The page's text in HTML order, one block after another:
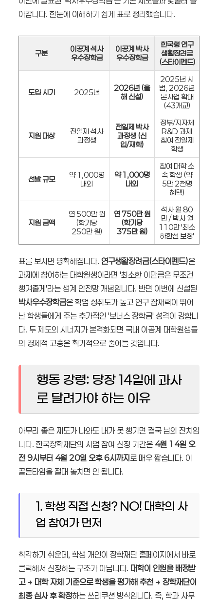
아갑니다. 한눈에 이해하기 쉽게 표로 정리했습니다.
구분
이공계 석사
우수장학금
이공계 박사
우수장학금
한국형 연구
생활장려금
(스타이펜드)
도입 시기 2025년
2026년 (올
해 신설)
2025년 시
범, 2026년
본사업 확대
(43개교)
지원 대상
전일제 석사
과정생
전일제 박사
과정생 (신
입/재학)
정부/지자체
R&D 과제
참여 전일제
학생
선발 규모
약 1,000명
내외
약 1,000명
내외
참여 대학 소
속 학생 (약
5만 2천명
혜택)
지원 금액
연 500만 원
(학기당
250만 원)
연 750만 원
(학기당
375만 원)
석사 월 80
만 / 박사 월
110만 '최소
하한선 보장'
표를 보시면 명확해집니다. 연구생활장려금(스타이펜드)은
과제에 참여하는 대학원생이라면 '최소한 이만큼은 무조건
챙겨줄게'라는 생계 안전망 개념입니다. 반면 이번에 신설된
박사우수장학금은 학업 성취도가 높고 연구 잠재력이 뛰어
난 학생들에게 주는 추가적인 '보너스 장학금' 성격이 강합니
다. 두 제도의 시너지가 본격화되면 국내 이공계 대학원생들
의 경제적 고충은 획기적으로 줄어들 것입니다.
행동 강령: 당장 14일에 과사
로 달려가야 하는 이유
아무리 좋은 제도가 나와도 내가 못 챙기면 결국 남의 잔치입
니다. 한국장학재단의 사업 참여 신청 기간은 4월 14일 오
전 9시부터 4월 20일 오후 6시까지로 매우 짧습니다. 이
골든타임을 절대 놓치면 안 됩니다.
1. 학생 직접 신청? NO! 대학의 사
업 참여가 먼저
착각하기 쉬운데, 학생 개인이 장학재단 홈페이지에서 바로
클릭해서 신청하는 구조가 아닙니다. 대학이 인원을 배정받
고 → 대학 자체 기준으로 학생을 평가해 추천 → 장학재단이
최종 심사 후 확정하는 쓰리쿠션 방식입니다. 즉, 학과 사무